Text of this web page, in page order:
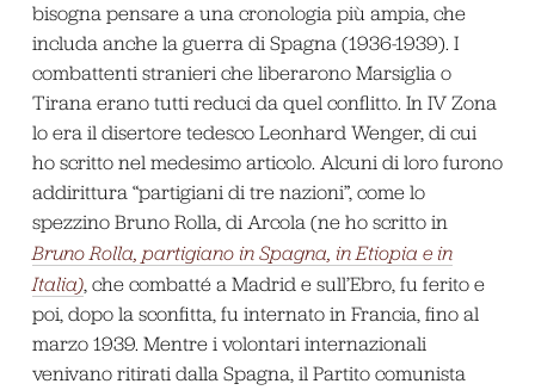
bisogna pensare a una cronologia più ampia, che
includa anche la guerra di Spagna (1936-1939). I
combattenti stranieri che liberarono Marsiglia o
Tirana erano tutti reduci da quel conflitto. In IV Zona
lo era il disertore tedesco Leonhard Wenger, di cui
ho scritto nel medesimo articolo. Alcuni di loro furono
addirittura “partigiani di tre nazioni”, come lo
spezzino Bruno Rolla, di Arcola (ne ho scritto in
Bruno Rolla, partigiano in Spagna, in Etiopia e in
Italia), che combatté a Madrid e sull’Ebro, fu ferito e
poi, dopo la sconfitta, fu internato in Francia, fino al
marzo 1939. Mentre i volontari internazionali
venivano ritirati dalla Spagna, il Partito comunista